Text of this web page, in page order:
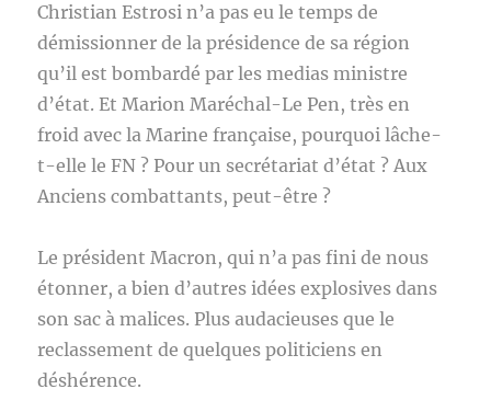
Christian Estrosi n’a pas eu le temps de
démissionner de la présidence de sa région
qu’il est bombardé par les medias ministre
d’état. Et Marion Maréchal-Le Pen, très en
froid avec la Marine française, pourquoi lâche-
t-elle le FN ? Pour un secrétariat d’état ? Aux
Anciens combattants, peut-être ?
Le président Macron, qui n’a pas fini de nous
étonner, a bien d’autres idées explosives dans
son sac à malices. Plus audacieuses que le
reclassement de quelques politiciens en
déshérence.